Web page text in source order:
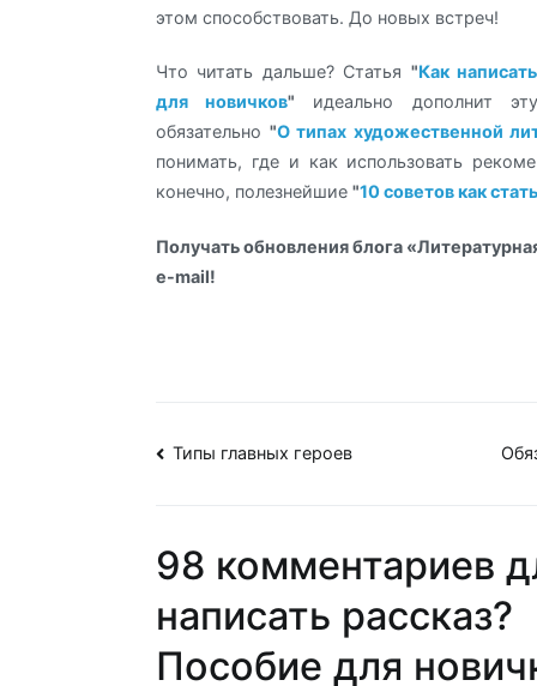
этом способствовать. До новых встреч!
Что читать дальше? Статья "Как
для новичков" идеально дополнит
обязательно "О типах художественной
понимать, где и как использовать
конечно, полезнейшие "10 советов как
Получать обновления блога
e-mail!
Навигация
записям
Типы главных героев
98 комментариев
написать рассказ?
Пособие для